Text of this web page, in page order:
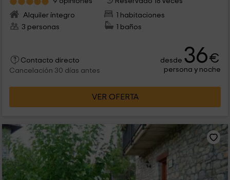
Alquiler íntegro
1 habitaciones
3 personas
1 baños
Contacto directo
Cancelación 30 días antes
desde 36€
persona y noche
VER OFERTA